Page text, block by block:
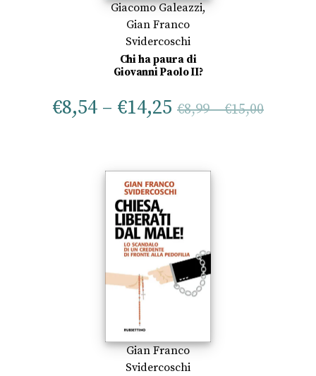
Giacomo Galeazzi,
Gian Franco
Svidercoschi
Chi ha paura di
Giovanni Paolo II?
€8,54 – €14,25 €8,99–€15,00
Gian Franco
Svidercoschi